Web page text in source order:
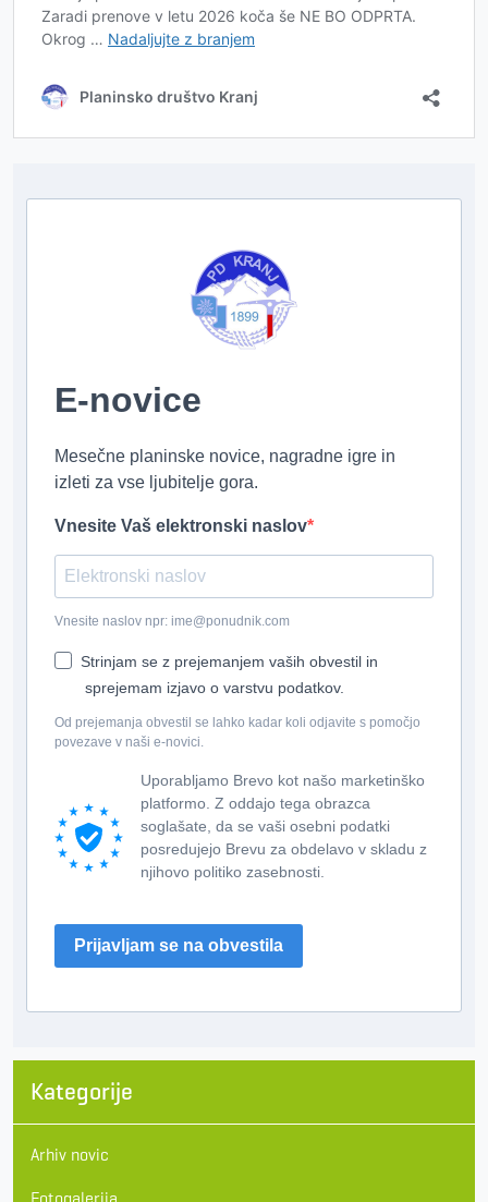
E-novice
Mesečne planinske novice, nagradne igre in
izleti za vse ljubitelje gora.
Vnesite Vaš elektronski naslov
Vnesite naslov npr: ime@ponudnik.com
Strinjam se z prejemanjem vaših obvestil in
sprejemam izjavo o varstvu podatkov.
Od prejemanja obvestil se lahko kadar koli odjavite s pomočjo
povezave v naši e-novici.
Uporabljamo Brevo kot našo marketinško
platformo. Z oddajo tega obrazca
soglašate, da se vaši osebni podatki
posredujejo Brevu za obdelavo v skladu z
njihovo politiko zasebnosti.
Prijavljam se na obvestila
Kategorije
Arhiv novic
Fotogalerija